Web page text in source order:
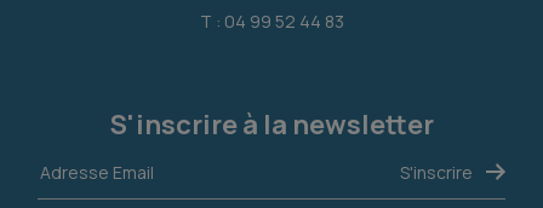
T : 04 99 52 44 83
S'inscrire à la newsletter